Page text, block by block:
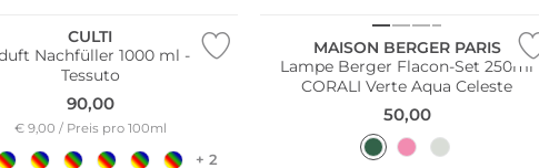
CULTI
Nachfüller 1000 ml - Duft
Tessuto
90,00
€ 9,00 / Preis pro 100ml
+ 2
MAISON BERGER PARIS
Lampe Berger Flacon-Set 250ml
CORALI Verte Aqua Celeste
50,00